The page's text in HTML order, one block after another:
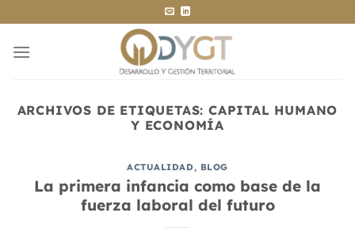
al
contenido
ARCHIVOS DE ETIQUETAS:CAPITAL HUMANO
Y ECONOMÍA
ACTUALIDAD, BLOG
La primera infancia como base de la
fuerza laboral del futuro